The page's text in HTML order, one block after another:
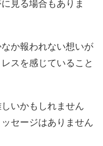
見る場合もありま
か報われない想いが
スを感じていること
いかもしれません
セージはありません